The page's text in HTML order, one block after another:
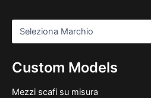
Custom Models
Mezzi scafi su misura